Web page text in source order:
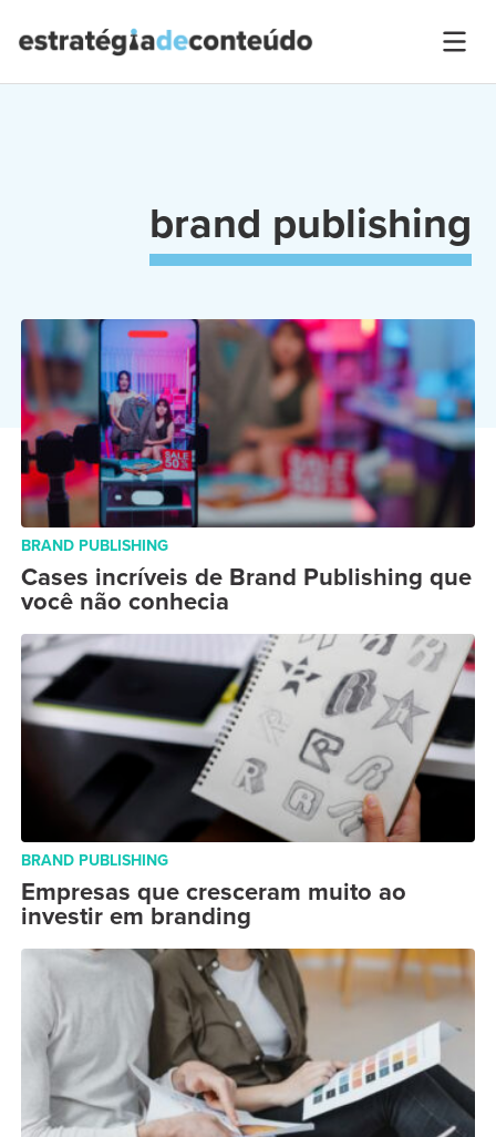
brand publishing
BRAND PUBLISHING
Cases incríveis de Brand Publishing que
você não conhecia
BRAND PUBLISHING
Empresas que cresceram muito ao
investir em branding